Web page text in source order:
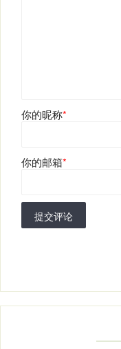
你的昵称*
你的邮箱*
提交评论